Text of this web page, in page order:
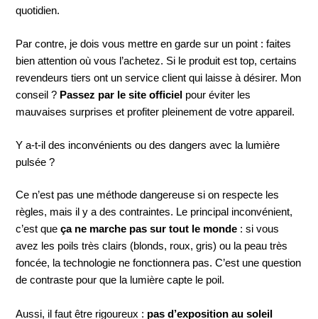
quotidien.
Par contre, je dois vous mettre en garde sur un point : faites
bien attention où vous l’achetez. Si le produit est top, certains
revendeurs tiers ont un service client qui laisse à désirer. Mon
conseil ? Passez par le site officiel pour éviter les
mauvaises surprises et profiter pleinement de votre appareil.
Y a-t-il des inconvénients ou des dangers avec la lumière
pulsée ?
Ce n’est pas une méthode dangereuse si on respecte les
règles, mais il y a des contraintes. Le principal inconvénient,
c’est queça ne marche pas sur tout le monde : si vous
avez les poils très clairs (blonds, roux, gris) ou la peau très
foncée, la technologie ne fonctionnera pas. C’est une question
de contraste pour que la lumière capte le poil.
Aussi, il faut être rigoureux : pas d’exposition au soleil